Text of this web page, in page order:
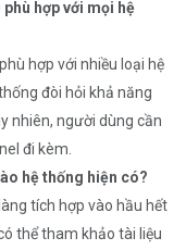
hợp với mọi hệ
hợp với nhiều loại hệ
đòi hỏi khả năng
nhiên, người dùng cần
đi kèm.
hệ thống hiện có?
tích hợp vào hầu hết
thể tham khảo tài liệu